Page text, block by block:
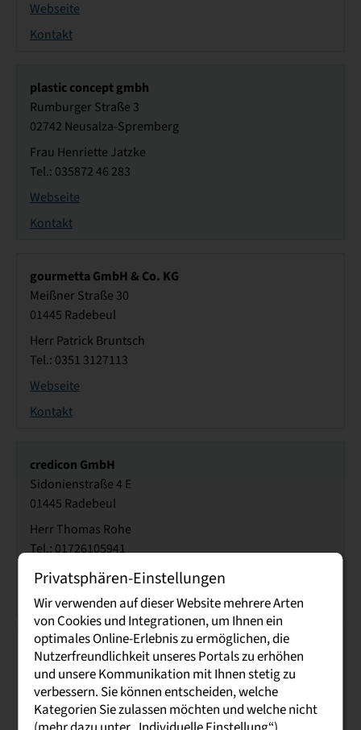
Webseite
Kontakt
plastic concept gmbh
Rumburger Straße 3
02742 Neusalza-Spremberg
Frau Henriette Jatzke
Tel.: 035872 46 283
Webseite
Kontakt
gourmetta GmbH & Co. KG
Meißner Straße 30
01445 Radebeul
Herr Patrick Bruntsch
Tel.: 0351 3127113
Webseite
Kontakt
credicon GmbH
Sidonienstraße 4 E
01445 Radebeul
Herr Thomas Rohe
Tel.: 01726105941
Webseite
Kontakt
Zoo, Kultur u. Bildung Hoyerswerda gGmbH
Lausitzer Platz 4
02977 Hoyerswerda
Herr Felix Pál
Privatsphären-Einstellungen
Wir verwenden auf dieser Website mehrere Arten
von Cookies und Integrationen, um Ihnen ein
optimales Online-Erlebnis zu ermöglichen, die
Nutzerfreundlichkeit unseres Portals zu erhöhen
und unsere Kommunikation mit Ihnen stetig zu
verbessern. Sie können entscheiden, welche
Kategorien Sie zulassen möchten und welche nicht